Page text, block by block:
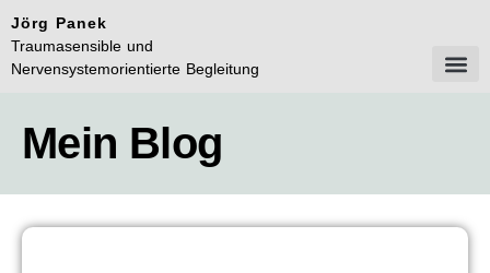
Jörg Panek
Traumasensible und
Nervensystemorientierte Begleitung
Mein Blog